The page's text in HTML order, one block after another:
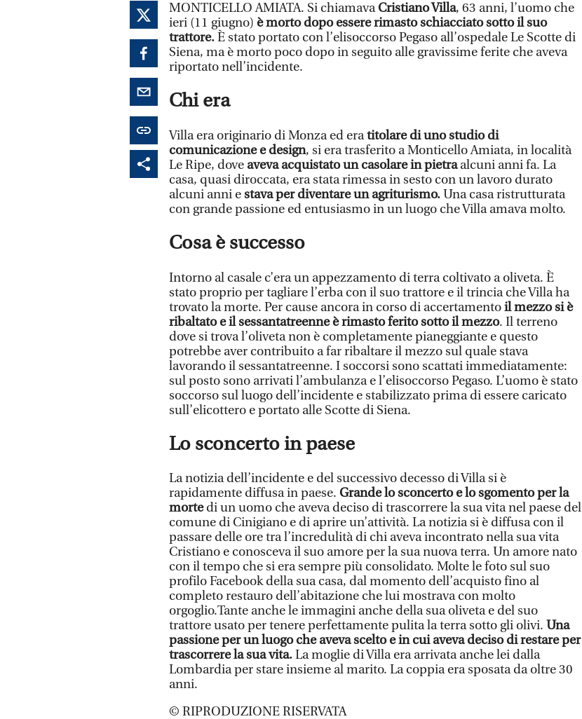
MONTICELLO AMIATA. Si chiamavaCristiano Villa, 63 anni, l’uomo che
ieri (11 giugno) è morto dopo essere rimasto schiacciato sotto il suo
trattore.È stato portato con l’elisoccorso Pegaso all’ospedale Le Scotte di
Siena, ma è morto poco dopo in seguito alle gravissime ferite che aveva
riportato nell’incidente.
Chi era
Villa era originario di Monza ed eratitolare di uno studio di
comunicazione e design, si era trasferito a Monticello Amiata, in località
Le Ripe, dove aveva acquistato un casolare in pietraalcuni anni fa. La
casa, quasi diroccata, era stata rimessa in sesto con un lavoro durato
alcuni anni estava per diventare un agriturismo.Una casa ristrutturata
con grande passione ed entusiasmo in un luogo che Villa amava molto.
Cosa è successo
Intorno al casale c’era un appezzamento di terra coltivato a oliveta. È
stato proprio per tagliare l’erba con il suo trattore e il trincia che Villa ha
trovato la morte. Per cause ancora in corso di accertamentoil mezzo si è
ribaltato e il sessantatreenne è rimasto ferito sotto il mezzo. Il terreno
dove si trova l’oliveta non è completamente pianeggiante e questo
potrebbe aver contribuito a far ribaltare il mezzo sul quale stava
lavorando il sessantatreenne. I soccorsi sono scattati immediatamente:
sul posto sono arrivati l’ambulanza e l’elisoccorso Pegaso. L’uomo è stato
soccorso sul luogo dell’incidente e stabilizzato prima di essere caricato
sull’elicottero e portato alle Scotte di Siena.
Lo sconcerto in paese
La notizia dell’incidente e del successivo decesso di Villa si è
rapidamente diffusa in paese. Grande lo sconcerto e lo sgomento per la
mortedi un uomo che aveva deciso di trascorrere la sua vita nel paese del
comune di Cinigiano e di aprire un’attività. La notizia si è diffusa con il
passare delle ore tra l’incredulità di chi aveva incontrato nella sua vita
Cristiano e conosceva il suo amore per la sua nuova terra. Un amore nato
con il tempo che si era sempre più consolidato. Molte le foto sul suo
profilo Facebook della sua casa, dal momento dell’acquisto fino al
completo restauro dell’abitazione che lui mostrava con molto
orgoglio.Tante anche le immagini anche della sua oliveta e del suo
trattore usato per tenere perfettamente pulita la terra sotto gli olivi. Una
passione per un luogo che aveva scelto e in cui aveva deciso di restare per
trascorrere la sua vita.La moglie di Villa era arrivata anche lei dalla
Lombardia per stare insieme al marito. La coppia era sposata da oltre 30
anni.
© RIPRODUZIONE RISERVATA